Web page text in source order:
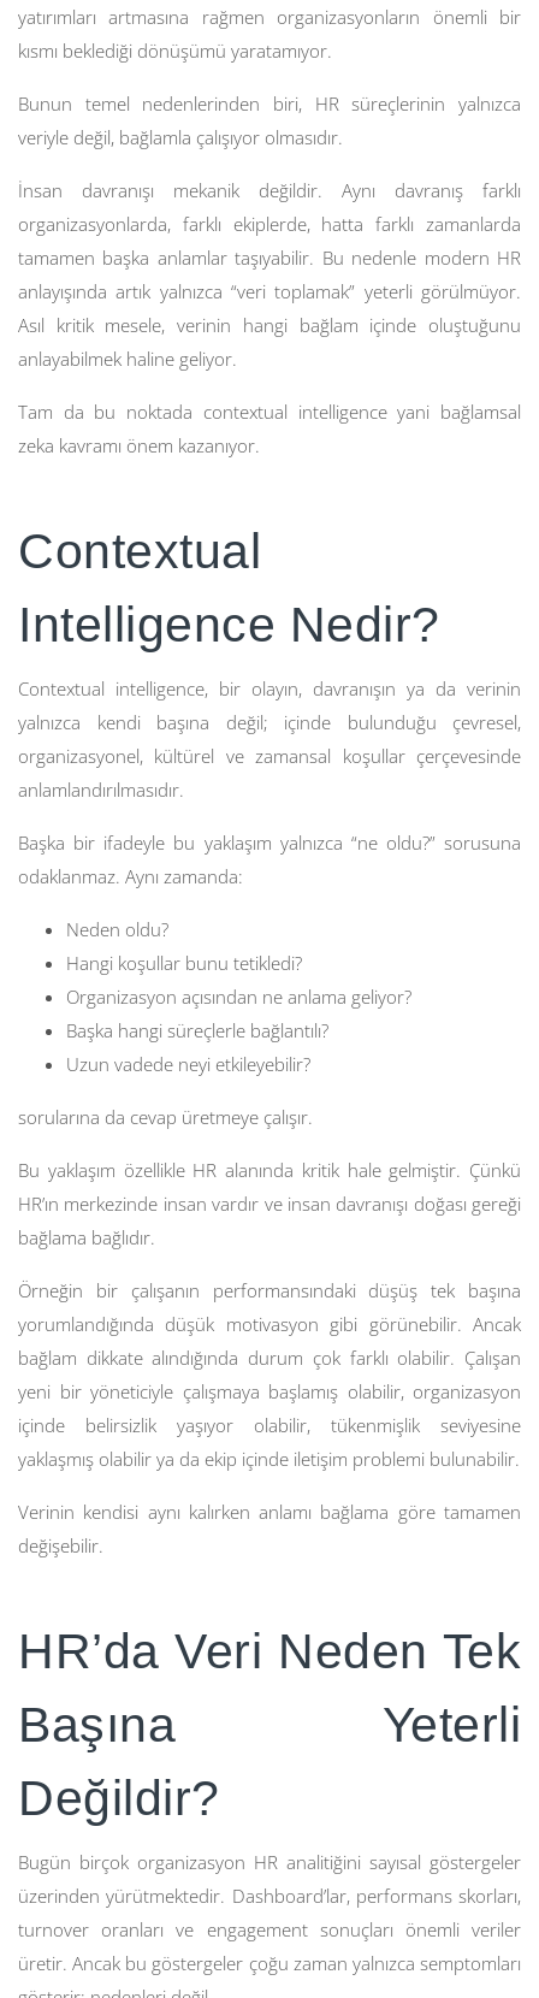
yatırımları artmasına rağmen organizasyonların önemli bir
kısmı beklediği dönüşümü yaratamıyor.
Bunun temel nedenlerinden biri, HR süreçlerinin yalnızca
veriyle değil, bağlamla çalışıyor olmasıdır.
İnsan davranışı mekanik değildir. Aynı davranış farklı
organizasyonlarda, farklı ekiplerde, hatta farklı zamanlarda
tamamen başka anlamlar taşıyabilir. Bu nedenle modern HR
anlayışında artık yalnızca “veri toplamak” yeterli görülmüyor.
Asıl kritik mesele, verinin hangi bağlam içinde oluştuğunu
anlayabilmek haline geliyor.
Tam da bu noktada contextual intelligence yani bağlamsal
zeka kavramı önem kazanıyor.
Contextual
Intelligence Nedir?
Contextual intelligence, bir olayın, davranışın ya da verinin
yalnızca kendi başına değil; içinde bulunduğu çevresel,
organizasyonel, kültürel ve zamansal koşullar çerçevesinde
anlamlandırılmasıdır.
Başka bir ifadeyle bu yaklaşım yalnızca “ne oldu?” sorusuna
odaklanmaz. Aynı zamanda:
Neden oldu?
Hangi koşullar bunu tetikledi?
Organizasyon açısından ne anlama geliyor?
Başka hangi süreçlerle bağlantılı?
Uzun vadede neyi etkileyebilir?
sorularına da cevap üretmeye çalışır.
Bu yaklaşım özellikle HR alanında kritik hale gelmiştir. Çünkü
HR’ın merkezinde insan vardır ve insan davranışı doğası gereği
bağlama bağlıdır.
Örneğin bir çalışanın performansındaki düşüş tek başına
yorumlandığında düşük motivasyon gibi görünebilir. Ancak
bağlam dikkate alındığında durum çok farklı olabilir. Çalışan
yeni bir yöneticiyle çalışmaya başlamış olabilir, organizasyon
içinde belirsizlik yaşıyor olabilir, tükenmişlik seviyesine
yaklaşmış olabilir ya da ekip içinde iletişim problemi bulunabilir.
Verinin kendisi aynı kalırken anlamı bağlama göre tamamen
değişebilir.
HR’da Veri Neden Tek
Başına Yeterli
Değildir?
Bugün birçok organizasyon HR analitiğini sayısal göstergeler
üzerinden yürütmektedir. Dashboard’lar, performans skorları,
turnover oranları ve engagement sonuçları önemli veriler
üretir. Ancak bu göstergeler çoğu zaman yalnızca semptomları